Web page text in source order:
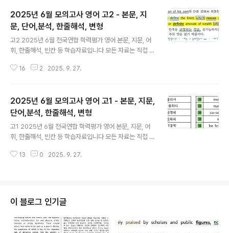
절, 종속절의 동사의 판단, 과거 동사와 과거분사의 구분할
줄 알아야 올바른 구문 분석과 독해가 가능해집니다. 한줄
해석의 파란색은 주절의 동사이고, 보라색은 명사절, 초록
색은 형용사절, 갈색은 부사절 내의 동사들을 구분해 놓은
것입니다. 분석과 해석을 용이하게 하기 위함입니다. 1단계
의 지문만 파일을 통해 스스로 아는 부분과 모르는 부분을
2025년 6월 모의고사 영어 고2 - 본문, 지
문, 단어,분석, 한줄해석, 변형
고2 2025년 6월 전국연합 학력평가 영어 본문, 지문, 어
휘, 한줄해석, 빈칸 등 학습자료입니다 모든 자료는 직접 제
다. 혹 교습용으로 사용하시려는 선생님들께서는 출처를
절, 종속절의 동사의 판단, 과거 동사와 과거분사의 구분할
줄 알아야 올바른 구문 분석과 독해가 가능해집니다. 한줄
해석의 파란색은 주절의 동사이고, 보라색은 명사절, 초록
색은 형용사절, 갈색은 부사절 내의 동사들을 구분해 놓은
것입니다. 분석과 해석을 용이하게 하기 위함입니다. 1단계
의 지문만 파일을 통해 스스로 아는 부분과 모르는 부분을
16 2 2025. 9. 27.
2025년 6월 모의고사 영어 고1 - 본문, 지문,
단어,분석, 한줄해석, 변형
고1 2025년 6월 전국연합 학력평가 영어 본문, 지문, 어
휘, 한줄해석, 빈칸 등 학습자료입니다 모든 자료는 직접 제
다. 혹 교습용으로 사용하시려는 선생님들께서는 출처를
줄 알아야 올바른 구문 분석과 독해가 가능해집니다. 한줄
해석의 파란색은 주절의 동사이고, 보라색은 명사절, 초록
색은 형용사절, 갈색은 부사절 내의 동사들을 구분해 놓은
것입니다. 분석과 해석을 용이하게 하기 위함입니다. 1단계
13 0 2025. 9. 27.
이 블로그 인기글